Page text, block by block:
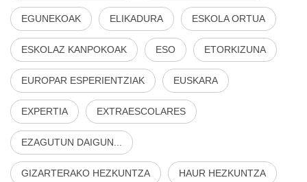
EGUNEKOAK ELIKADURA ESKOLA ORTUA
ESKOLAZ KANPOKOAK ESO ETORKIZUNA
EUROPAR ESPERIENTZIAK EUSKARA
EXPERTIA EXTRAESCOLARES
EZAGUTUN DAIGUN...
GIZARTERAKO HEZKUNTZA HAUR HEZKUNTZA